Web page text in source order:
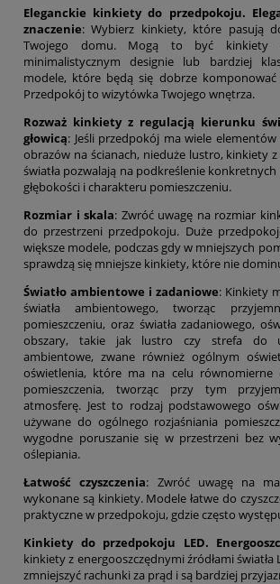
Eleganckie kinkiety do przedpokoju.
znaczenie: Wybierz kinkiety, które pasują
Twojego domu. Mogą to być kinkiety
minimalistycznym designie lub bardziej
modele, które będą się dobrze komponować
Przedpokój to wizytówka Twojego wnętrza.
Rozważ kinkiety z regulacją kierunku
głowicą: Jeśli przedpokój ma wiele
obrazów na ścianach, nieduże lustro, kinkiety
światła pozwalają na podkreślenie
głębokości i charakteru pomieszczeniu.
Rozmiar i skala: Zwróć uwagę na rozmiar
do przestrzeni przedpokoju. Duże
większe modele, podczas gdy w mniejszych
sprawdzą się mniejsze kinkiety, które nie
Światło ambientowe i zadaniowe: Kinkiety
światła ambientowego, tworząc
pomieszczeniu, oraz światła zadaniowego,
obszary, takie jak lustro czy strefa do
ambientowe, zwane również ogólnym
oświetlenia, które ma na celu równomierne
pomieszczenia, tworząc przy tym
atmosferę. Jest to rodzaj podstawowego
używane do ogólnego rozjaśniania
wygodne poruszanie się w przestrzeni bez
oślepiania.
Łatwość czyszczenia: Zwróć uwagę na
wykonane są kinkiety. Modele łatwe do
praktyczne w przedpokoju, gdzie często
Kinkiety do przedpokoju LED.
kinkiety z energooszczędnymi źródłami światła
zmniejszyć rachunki za prąd i są bardziej